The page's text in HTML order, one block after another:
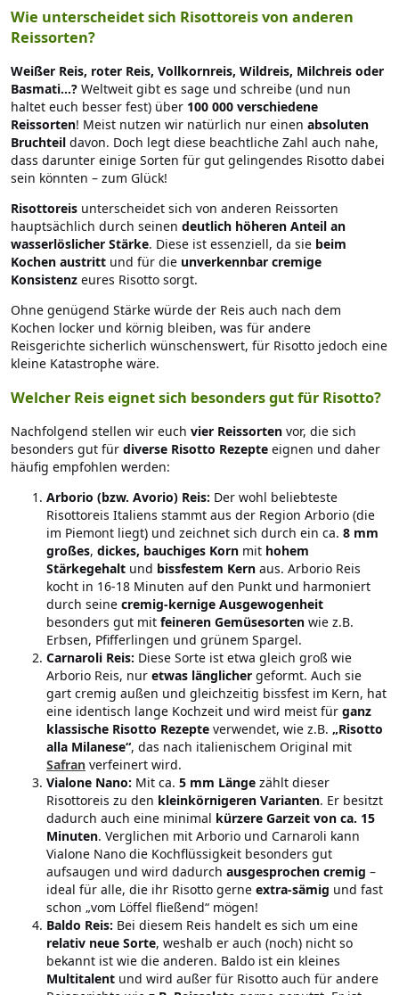
Wie unterscheidet sich Risottoreis von anderen
Reissorten?
Weißer Reis, roter Reis, Vollkornreis, Wildreis, Milchreis oder
Basmati...? Weltweit gibt es sage und schreibe (und nun
haltet euch besser fest) über 100 000 verschiedene
Reissorten! Meist nutzen wir natürlich nur einen absoluten
Bruchteil davon. Doch legt diese beachtliche Zahl auch nahe,
dass darunter einige Sorten für gut gelingendes Risotto dabei
sein könnten – zum Glück!
Risottoreis unterscheidet sich von anderen Reissorten
hauptsächlich durch seinen deutlich höheren Anteil an
wasserlöslicher Stärke. Diese ist essenziell, da sie beim
Kochen austritt und für die unverkennbar cremige
Konsistenz eures Risotto sorgt.
Ohne genügend Stärke würde der Reis auch nach dem
Kochen locker und körnig bleiben, was für andere
Reisgerichte sicherlich wünschenswert, für Risotto jedoch eine
kleine Katastrophe wäre.
Welcher Reis eignet sich besonders gut für Risotto?
Nachfolgend stellen wir euch vier Reissorten vor, die sich
besonders gut für diverse Risotto Rezepte eignen und daher
häufig empfohlen werden:
Arborio (bzw. Avorio) Reis: Der wohl beliebteste
Risottoreis Italiens stammt aus der Region Arborio (die
im Piemont liegt) und zeichnet sich durch ein ca. 8 mm
großes, dickes, bauchiges Korn mit hohem
Stärkegehalt und bissfestem Kern aus. Arborio Reis
kocht in 16-18 Minuten auf den Punkt und harmoniert
durch seine cremig-kernige Ausgewogenheit
besonders gut mit feineren Gemüsesorten wie z.B.
Erbsen, Pfifferlingen und grünem Spargel.
Carnaroli Reis: Diese Sorte ist etwa gleich groß wie
Arborio Reis, nur etwas länglicher geformt. Auch sie
gart cremig außen und gleichzeitig bissfest im Kern, hat
eine identisch lange Kochzeit und wird meist für ganz
klassische Risotto Rezepte verwendet, wie z.B. „Risotto
alla Milanese“, das nach italienischem Original mit
Safran verfeinert wird.
Vialone Nano: Mit ca. 5 mm Länge zählt dieser
Risottoreis zu den kleinkörnigeren Varianten. Er besitzt
dadurch auch eine minimal kürzere Garzeit von ca. 15
Minuten. Verglichen mit Arborio und Carnaroli kann
Vialone Nano die Kochflüssigkeit besonders gut
aufsaugen und wird dadurch ausgesprochen cremig –
ideal für alle, die ihr Risotto gerne extra-sämig und fast
schon „vom Löffel fließend“ mögen!
Baldo Reis: Bei diesem Reis handelt es sich um eine
relativ neue Sorte, weshalb er auch (noch) nicht so
bekannt ist wie die anderen. Baldo ist ein kleines
Multitalent und wird außer für Risotto auch für andere